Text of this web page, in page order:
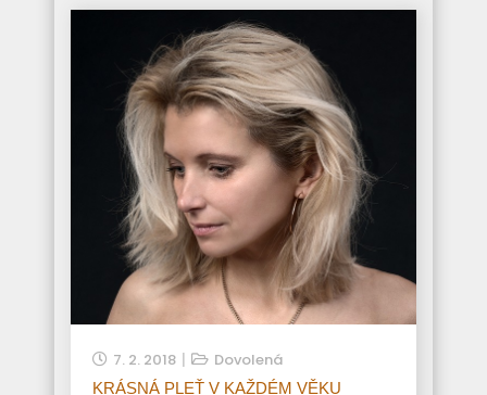
7. 2. 2018 Dovolená
KRÁSNÁ PLEŤ V KAŽDÉM VĚKU